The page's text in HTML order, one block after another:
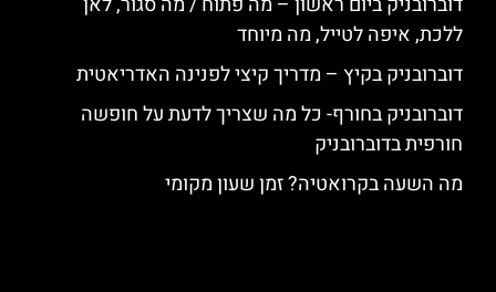
ללכת, איפה לטייל, מה מיוחד
דוברובניק בקיץ – מדריך קיצי לפנינה האדריאטית
דוברובניק בחורף- כל מה שצריך לדעת על חופשה
חורפית בדוברובניק
מה השעה בקרואטיה? זמן שעון מקומי